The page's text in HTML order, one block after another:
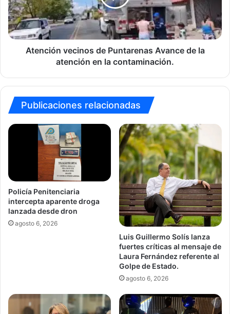
de
la
atención
en
Atención vecinos de Puntarenas Avance de la
atención en la contaminación.
Publicaciones relacionadas
Policía Penitenciaria
intercepta aparente droga
lanzada desde dron
agosto 6, 2026
Luis Guillermo Solís lanza
fuertes críticas al mensaje de
Laura Fernández referente al
Golpe de Estado.
agosto 6, 2026